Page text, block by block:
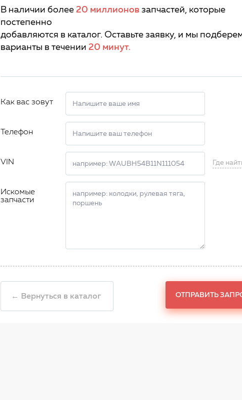
В наличии более 20 миллионов запчастей, которые
постепенно
добавляются в каталог. Оставьте заявку, и мы
варианты в течении 20 минут.
Как вас зовут
Телефон
VIN Где
Искомые
запчасти
← Вернуться в каталог ОТПРАВИТЬ